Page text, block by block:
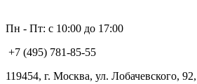
Пн - Пт: с 10:00 до 17:00
+7 (495) 781-85-55
119454, г. Москва, ул. Лобачевского,